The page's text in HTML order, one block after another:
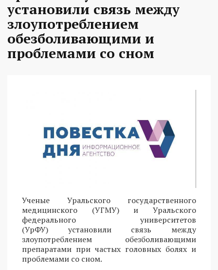
установили связь между
злоупотреблением
обезболивающими и
проблемами со сном
Ученые Уральского государственного
медицинского (УГМУ) и Уральского
федерального университетов
(УрФУ) установили связь между
злоупотреблением обезболивающими
препаратами при частых головных болях и
проблемами со сном.